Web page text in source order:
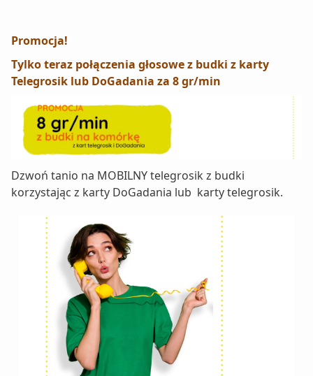
Promocja!
Tylko teraz połączenia głosowe z budki z karty
Telegrosik lub DoGadania za 8 gr/min
Dzwoń tanio na MOBILNY telegrosik z budki
korzystając z karty DoGadania lub karty telegrosik.